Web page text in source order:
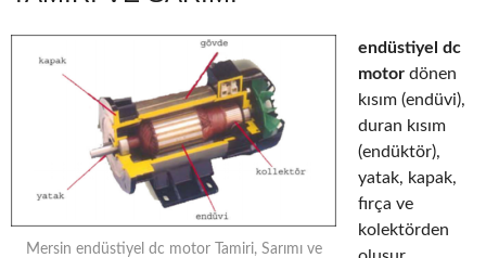
Mersin endüstiyel dc motor Tamiri, Sarımı ve
endüstiyel dc
motor dönen
kısım (endüvi),
duran kısım
(endüktör),
yatak, kapak,
fırça ve
kolektörden